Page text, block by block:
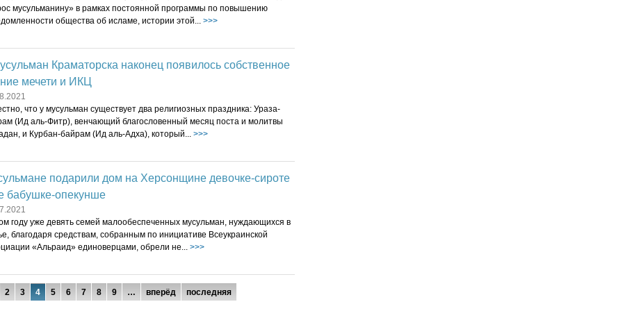
мусульманину» в рамках постоянной программы по повышению
общества об исламе, истории этой... >>>
Краматорска наконец появилось собственное
мечети и ИКЦ
что у мусульман существует два религиозных праздника: Ураза-
(Ид аль-Фитр), венчающий благословенный месяц поста и молитвы
и Курбан-байрам (Ид аль-Адха), который... >>>
подарили дом на Херсонщине девочке-сироте
бабушке-опекунше
году уже девять семей малообеспеченных мусульман, нуждающихся в
благодаря средствам, собранным по инициативе Всеукраинской
«Альраид» единоверцами, обрели не... >>>
2 3 4 5 6 7 8 9 … вперёд последняя